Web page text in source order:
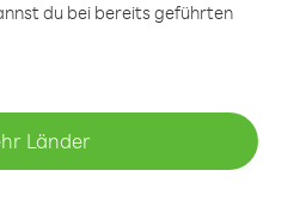
du bei bereits geführten
Länder